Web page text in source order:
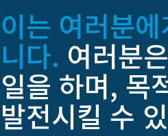
이는 여러분
니다. 여러분
일을 하며, 목
발전시킬 수